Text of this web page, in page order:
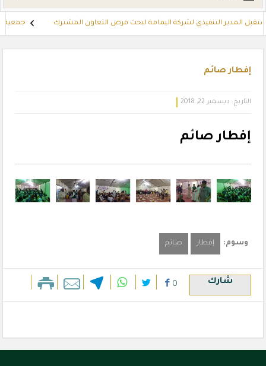
المدير التنفيذي لشركة اليمامة لبحث فرص التعاون المشترك جمعية
إفطار صائم
التاريخ: ديسمبر 22, 2018
إفطار صائم
وسوم: إفطار صائم
شارك 0